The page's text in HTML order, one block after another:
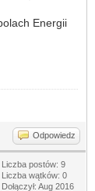
Energii
Odpowiedz
Liczba postów: 9
Liczba wątków: 0
Dołączył: Aug 2016